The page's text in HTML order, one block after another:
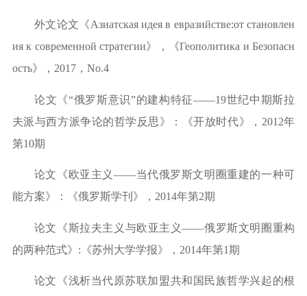
外文论文《Азиатская идея в евразийстве:от становлен
ия к современной стратегии》 ，《Геополитика и Безопасн
ость》， 2017， No.4
论文 《“俄罗斯意识”的建构特征——19世纪中期斯拉
夫派与西方派争论的哲学反思》：《开放时代》， 2012年
第10期
论文 《欧亚主义 ——当代俄罗斯文明圈重建的一种可
能方案》：《俄罗斯学刊》， 2014年第2期
论文 《斯拉夫主义与欧亚主义——俄罗斯文明圈重构
的两种范式》 : 《苏州大学学报》， 2014年第1期
论文 《浅析当代原苏联加盟共和国民族哲学兴起的根